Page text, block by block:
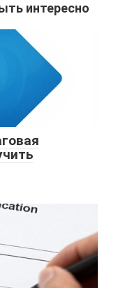
интересно